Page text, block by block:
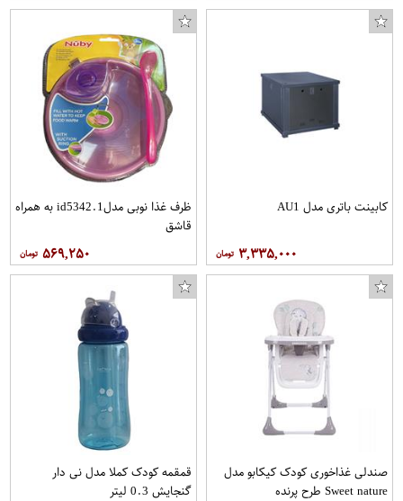
کابینت باتری مدل AU1
۳,۳۳۵,۰۰۰
ظرف غذا نوبی مدلid5342.1 به همراه
قاشق
۵۶۹,۲۵۰
صندلی غذاخوری کودک کیکابو مدل
Sweet nature طرح پرنده
قمقمه کودک کملا مدل نی دار
گنجایش 0.3 لیتر